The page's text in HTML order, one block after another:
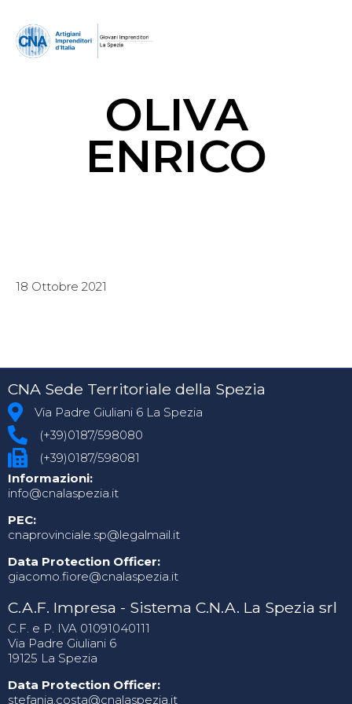
OLIVA
ENRICO
18 Ottobre 2021
CNA Sede Territoriale della Spezia
Via Padre Giuliani 6 La Spezia
(+39)0187/598080
(+39)0187/598081
Informazioni:
info@cnalaspezia.it
PEC:
cnaprovinciale.sp@legalmail.it
Data Protection Officer:
giacomo.fiore@cnalaspezia.it
C.A.F. Impresa - Sistema C.N.A. La Spezia srl
C.F. e P. IVA 01091040111
Via Padre Giuliani 6
19125 La Spezia
Data Protection Officer:
stefania.costa@cnalaspezia.it